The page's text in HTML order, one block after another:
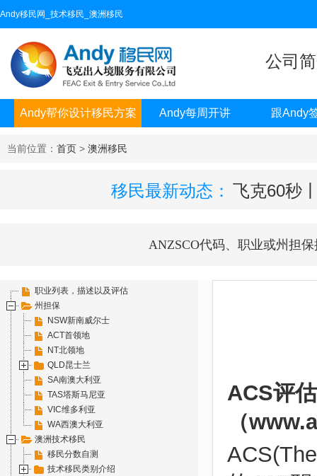
Andy移民网_技术移民_澳洲移民
公司
Andy帮你设计移民方案 Andy每周开讲 跟Andy
当前位置： 首页 > 澳洲移民
移民最新动态： 飞克60秒
ANZSCO代码、职业或州担保
职业列表，描述以及评估
州担保
NSW新南威尔士
ACT首领地
NT北领地
QLD昆士兰
SA南澳大利亚
TAS塔斯马尼亚
VIC维多利亚
WA西澳大利亚
澳洲技术移民
移民分数自测
技术移民类别介绍
ACS评
（